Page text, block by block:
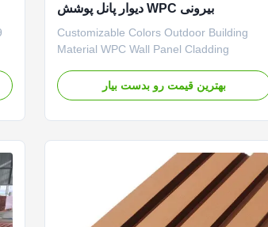
بیرونی WPC دیوار پانل پوشش
Customizable Colors Outdoor Building
Material WPC Wall Panel Cladding
Alternative for Outdoor Use Versatile
Applications The surface layer of Co-
بهترین قیمت رو بدست بیار